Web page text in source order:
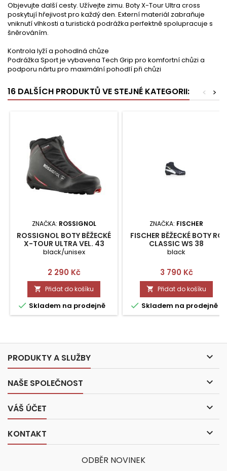
Objevujte další cesty. Užívejte zimu. Boty X-Tour Ultra cross
poskytují hřejivost pro každý den. Externí materiál zabraňuje
vniknutí vlhkosti a turistická podrážka perfektně spolupracuje s
šněrováním.
Kontrola lyží a pohodlná chůze
Podrážka Sport je vybavena Tech Grip pro komfortní chůzi a
podporu nártu pro maximální pohodlí při chůzi
16 DALŠÍCH PRODUKTŮ VE STEJNÉ KATEGORII: >
<
ZNAČKA: ROSSIGNOL
ROSSIGNOL BOTY BĚŽECKÉ
X-TOUR ULTRA VEL. 43
black/unisex
Cena
2 290 Kč
 Přidat do košíku
 Skladem na prodejně
ZNAČKA: FISCHER
FISCHER BĚŽECKÉ BOTY RC
CLASSIC WS 38
black
Cena
3 790 Kč
 Přidat do košíku
 Skladem na prodejně
PRODUKTY A SLUŽBY 
NAŠE SPOLEČNOST 
VÁŠ ÚČET 
KONTAKT 
ODBĚR NOVINEK